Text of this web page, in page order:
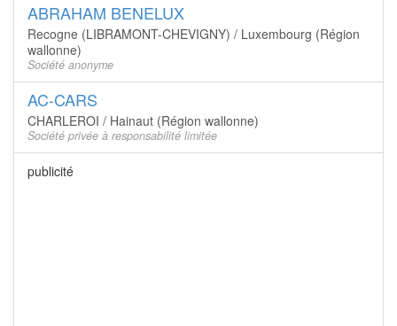
ABRAHAM BENELUX
Recogne (LIBRAMONT-CHEVIGNY) / Luxembourg (Région
wallonne)
Société anonyme
AC-CARS
CHARLEROI / Hainaut (Région wallonne)
Société privée à responsabilité limitée
publicité